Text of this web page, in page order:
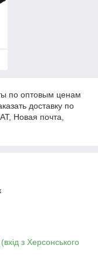
по оптовым ценам
доставку по
Новая почта,
з Херсонського